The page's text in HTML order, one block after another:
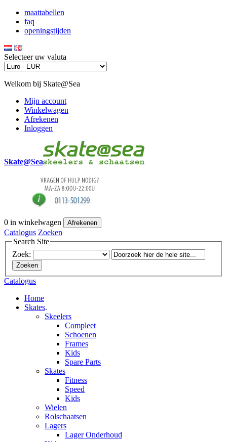
maattabellen
faq
openingstijden
Selecteer uw valuta
Welkom bij Skate@Sea
Mijn account
Winkelwagen
Afrekenen
Inloggen
Skate@Sea
0 in winkelwagen Afrekenen
Catalogus Zoeken
Search Site
Zoek:
Zoeken
Catalogus
Home
Skates.
Skeelers
Compleet
Schoenen
Frames
Kids
Spare Parts
Skates
Fitness
Speed
Kids
Wielen
Rolschaatsen
Lagers
Lager Onderhoud